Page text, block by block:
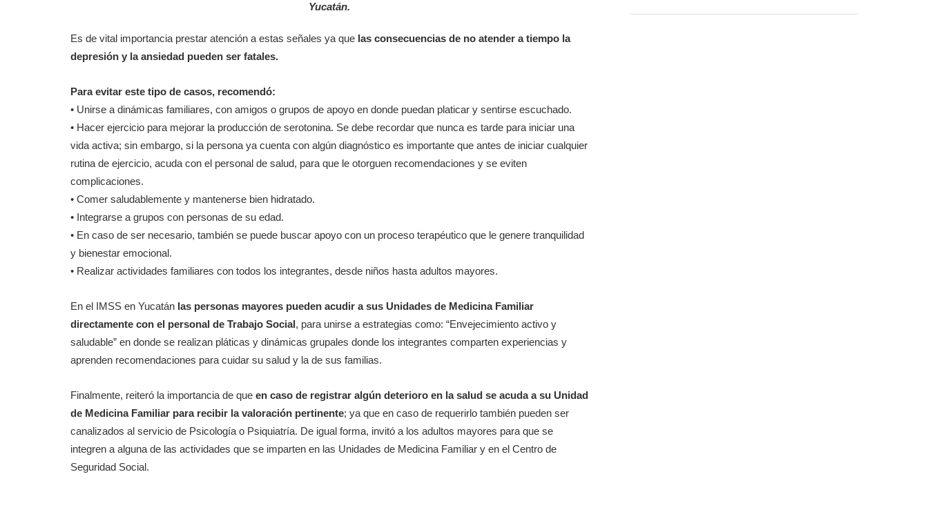
Yucatán.
Es de vital importancia prestar atención a estas señales ya que las consecuencias de no atender a tiempo la
depresión y la ansiedad pueden ser fatales.
Para evitar este tipo de casos, recomendó:
• Unirse a dinámicas familiares, con amigos o grupos de apoyo en donde puedan platicar y sentirse escuchado.
• Hacer ejercicio para mejorar la producción de serotonina. Se debe recordar que nunca es tarde para iniciar una
vida activa; sin embargo, si la persona ya cuenta con algún diagnóstico es importante que antes de iniciar cualquier
rutina de ejercicio, acuda con el personal de salud, para que le otorguen recomendaciones y se eviten
complicaciones.
• Comer saludablemente y mantenerse bien hidratado.
• Integrarse a grupos con personas de su edad.
• En caso de ser necesario, también se puede buscar apoyo con un proceso terapéutico que le genere tranquilidad
y bienestar emocional.
• Realizar actividades familiares con todos los integrantes, desde niños hasta adultos mayores.
En el IMSS en Yucatán las personas mayores pueden acudir a sus Unidades de Medicina Familiar
directamente con el personal de Trabajo Social, para unirse a estrategias como: “Envejecimiento activo y
saludable” en donde se realizan pláticas y dinámicas grupales donde los integrantes comparten experiencias y
aprenden recomendaciones para cuidar su salud y la de sus familias.
Finalmente, reiteró la importancia de que en caso de registrar algún deterioro en la salud se acuda a su Unidad
de Medicina Familiar para recibir la valoración pertinente; ya que en caso de requerirlo también pueden ser
canalizados al servicio de Psicología o Psiquiatría. De igual forma, invitó a los adultos mayores para que se
integren a alguna de las actividades que se imparten en las Unidades de Medicina Familiar y en el Centro de
Seguridad Social.